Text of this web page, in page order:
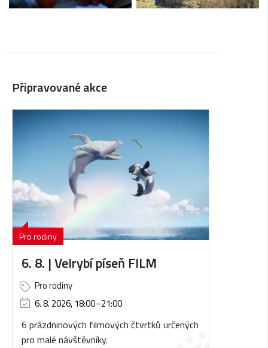
Připravované akce
Pro rodiny
6. 8. | Velrybí píseň FILM
Pro rodiny
6. 8. 2026, 18:00–21:00
6 prázdninových filmových čtvrtků určených
pro malé návštěvníky.